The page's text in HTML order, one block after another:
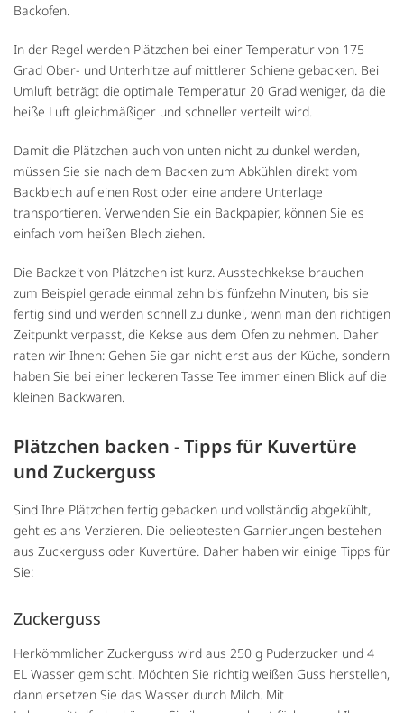
Backofen.
In der Regel werden Plätzchen bei einer Temperatur von 175
Grad Ober- und Unterhitze auf mittlerer Schiene gebacken. Bei
Umluft beträgt die optimale Temperatur 20 Grad weniger, da die
heiße Luft gleichmäßiger und schneller verteilt wird.
Damit die Plätzchen auch von unten nicht zu dunkel werden,
müssen Sie sie nach dem Backen zum Abkühlen direkt vom
Backblech auf einen Rost oder eine andere Unterlage
transportieren. Verwenden Sie ein Backpapier, können Sie es
einfach vom heißen Blech ziehen.
Die Backzeit von Plätzchen ist kurz. Ausstechkekse brauchen
zum Beispiel gerade einmal zehn bis fünfzehn Minuten, bis sie
fertig sind und werden schnell zu dunkel, wenn man den richtigen
Zeitpunkt verpasst, die Kekse aus dem Ofen zu nehmen. Daher
raten wir Ihnen: Gehen Sie gar nicht erst aus der Küche, sondern
haben Sie bei einer leckeren Tasse Tee immer einen Blick auf die
kleinen Backwaren.
Plätzchen backen - Tipps für Kuvertüre
und Zuckerguss
Sind Ihre Plätzchen fertig gebacken und vollständig abgekühlt,
geht es ans Verzieren. Die beliebtesten Garnierungen bestehen
aus Zuckerguss oder Kuvertüre. Daher haben wir einige Tipps für
Sie:
Zuckerguss
Herkömmlicher Zuckerguss wird aus 250 g Puderzucker und 4
EL Wasser gemischt. Möchten Sie richtig weißen Guss herstellen,
dann ersetzen Sie das Wasser durch Milch. Mit